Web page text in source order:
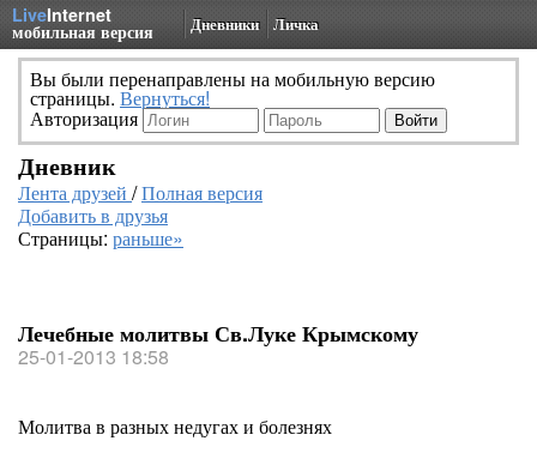
LiveInternet
мобильная версия Дневники Личка
Вы были перенаправлены на мобильную версию
страницы. Вернуться!
Авторизация
Дневник
Лента друзей /Полная версия
Добавить в друзья
Страницы: раньше»
Лечебные молитвы Св.Луке Крымскому
25-01-2013 18:58
Молитва в разных недугах и болезнях